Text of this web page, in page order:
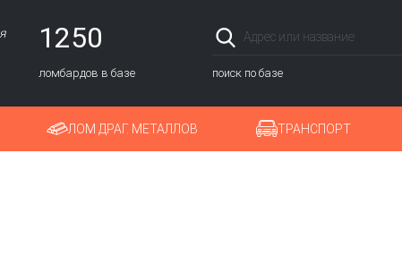
1250
ломбардов в базе поиск по базе
ЛОМ ДРАГ. МЕТАЛЛОВ ТРАНСПОРТ